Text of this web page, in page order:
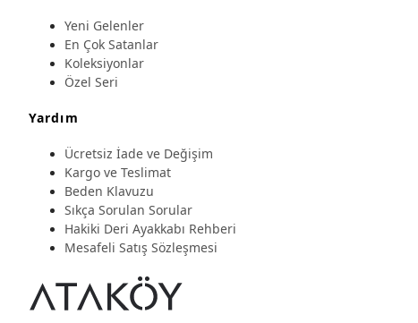
Yeni Gelenler
En Çok Satanlar
Koleksiyonlar
Özel Seri
Yardım
Ücretsiz İade ve Değişim
Kargo ve Teslimat
Beden Klavuzu
Sıkça Sorulan Sorular
Hakiki Deri Ayakkabı Rehberi
Mesafeli Satış Sözleşmesi